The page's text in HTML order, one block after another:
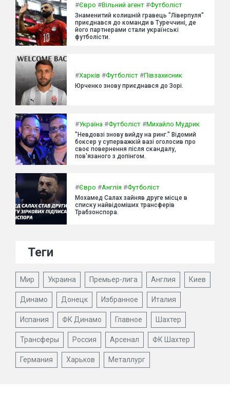
#Євро #Вільний агент #Футболіст
Знаменитий колишній гравець "Ліверпуля"
приєднався до команди в Туреччині, де
його партнерами стали українські
футболісти.
#Харків #Футболіст #Півзахисник
Юрченко знову приєднався до Зорі.
#Україна #Футболіст #Михайло Мудрик
"Невдовзі знову вийду на ринг." Відомий
боксер у суперважкій вазі оголосив про
своє повернення після скандалу,
пов'язаного з допінгом.
#Євро #Англія #Футболіст
Мохамед Салах зайняв друге місце в
списку найвідоміших трансферів
Трабзонспора.
Теги
Мир Украина Премьер-лига Англия Киев
Динамо Донецк Избранное Италия
Испания ФК Динамо Главное Шахтер
Трансферы Россия Арсенал ФК Шахтер
Германия Харьков Металлург